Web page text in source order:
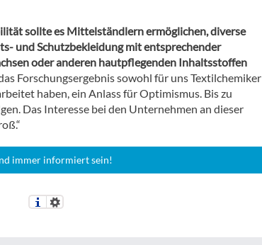
sollte es Mittelständlern ermöglichen, diverse
und Schutzbekleidung mit entsprechender
oder anderen hautpflegenden Inhaltsstoffen
Forschungsergebnis sowohl für uns Textilchemiker
haben, ein Anlass für Optimismus. Bis zu
Das Interesse bei den Unternehmen an dieser
immer informiert sein!